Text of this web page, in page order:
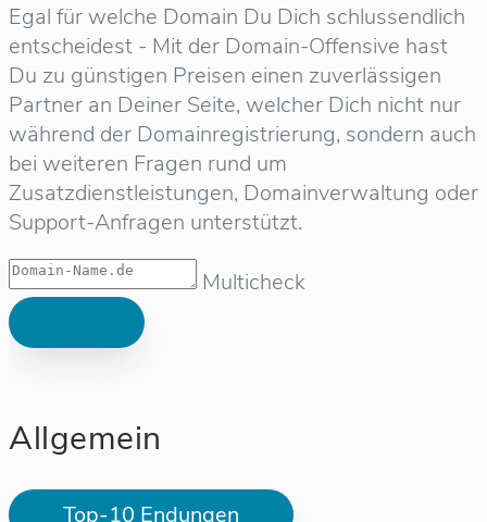
Egal für welche Domain Du Dich schlussendlich
entscheidest - Mit der Domain-Offensive hast
Du zu günstigen Preisen einen zuverlässigen
Partner an Deiner Seite, welcher Dich nicht nur
während der Domainregistrierung, sondern auch
bei weiteren Fragen rund um
Zusatzdienstleistungen, Domainverwaltung oder
Support-Anfragen unterstützt.
Multicheck
Allgemein
Top-10 Endungen